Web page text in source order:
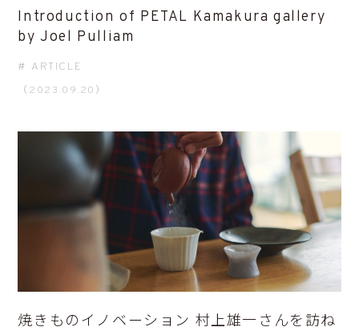
Introduction of PETAL Kamakura gallery
by Joel Pulliam
ARTICLE
（2023.09.20）
焼きものイノベーション 村上雄一さんを訪ね